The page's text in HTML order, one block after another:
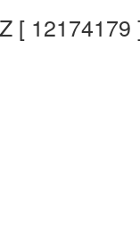
[ 12174179